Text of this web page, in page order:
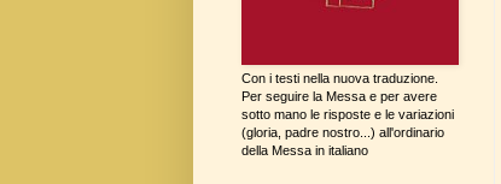
Con i testi nella nuova traduzione.
Per seguire la Messa e per avere
sotto mano le risposte e le variazioni
(gloria, padre nostro...) all'ordinario
della Messa in italiano